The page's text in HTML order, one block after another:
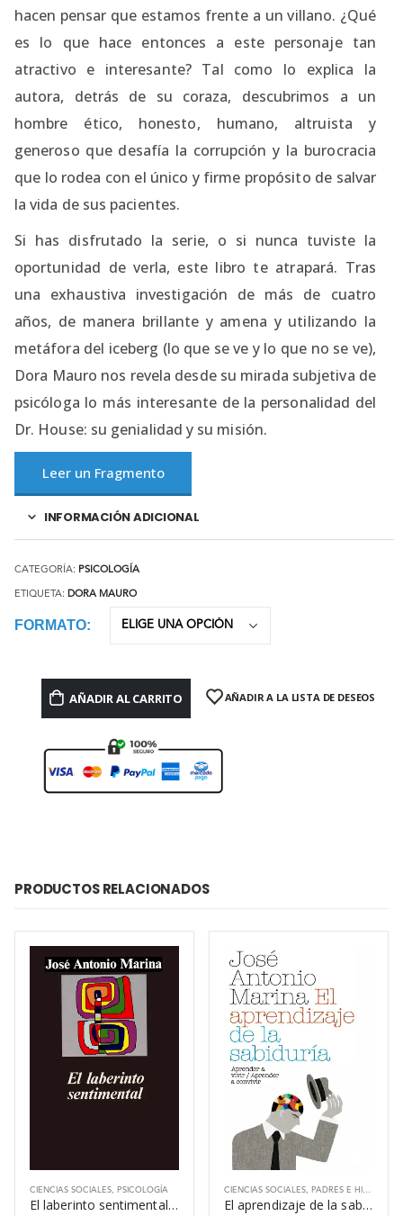
hacen pensar que estamos frente a un villano. ¿Qué
es lo que hace entonces a este personaje tan
atractivo e interesante? Tal como lo explica la
autora, detrás de su coraza, descubrimos a un
hombre ético, honesto, humano, altruista y
generoso que desafía la corrupción y la burocracia
que lo rodea con el único y firme propósito de salvar
la vida de sus pacientes.
Si has disfrutado la serie, o si nunca tuviste la
oportunidad de verla, este libro te atrapará. Tras
una exhaustiva investigación de más de cuatro
años, de manera brillante y amena y utilizando la
metáfora del iceberg (lo que se ve y lo que no se ve),
Dora Mauro nos revela desde su mirada subjetiva de
psicóloga lo más interesante de la personalidad del
Dr. House: su genialidad y su misión.
Leer un Fragmento
INFORMACIÓN ADICIONAL
CATEGORÍA: PSICOLOGÍA
ETIQUETA: DORA MAURO
FORMATO
AÑADIR AL CARRITO AÑADIR A LA LISTA DE DESEOS
PRODUCTOS RELACIONADOS
CIENCIAS SOCIALES, PSICOLOGÍA
El laberinto sentimental – José Antonio Marina Torres
CIENCIAS SOCIALES, PADRES E HIJOS
El aprendizaje de la sabiduría – José Antonio Marina Torres